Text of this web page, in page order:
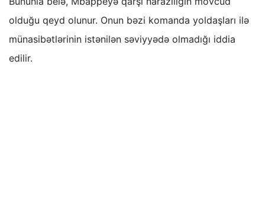
olduğu qeyd olunur. Onun bəzi komanda yoldaşları ilə
münasibətlərinin istənilən səviyyədə olmadığı iddia
edilir.